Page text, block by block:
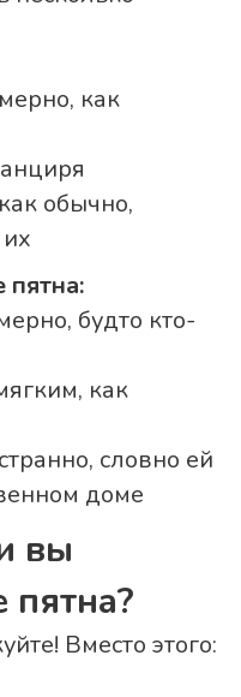
как
обычно,
пятна:
будто кто-
как
словно ей
доме
вы
Вместо этого: